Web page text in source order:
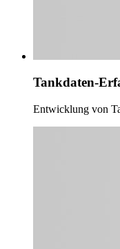
Tankdaten-
Entwicklung von